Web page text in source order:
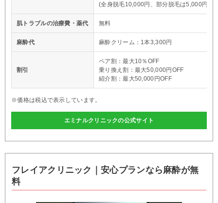
(全身脱毛10,000円、部分脱毛は5,000円)
肌トラブルの治療費・薬代 無料
麻酔代 麻酔クリーム：1本3,300円
割引
ペア割：最大10％OFF
乗り換え割：最大50,000円OFF
紹介割：最大50,000円OFF
※価格は税込で表示しています。
エミナルクリニックの公式サイト
フレイアクリニック｜安心プランなら麻酔が無
料